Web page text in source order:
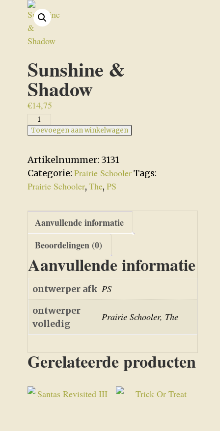
Sunshine &
Shadow
€14,75
Sunshine
&
aantal
Toevoegen aan winkelwagen
Artikelnummer: 3131
Categorie: Prairie SchoolerTags:
Prairie Schooler, The, PS
Aanvullende informatie
Beoordelingen (0)
Aanvullende informatie
ontwerper afk PS
ontwerper
volledig
Prairie Schooler, The
Gerelateerde producten